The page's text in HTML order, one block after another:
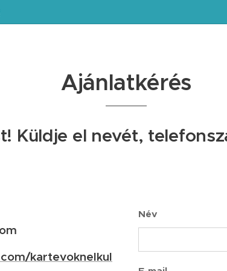
Ajánlatkérés
Küldje el nevét,
kartevoknelkul
Név